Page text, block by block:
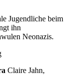
Jugendliche beim
ihn
Neonazis.
Claire Jahn,